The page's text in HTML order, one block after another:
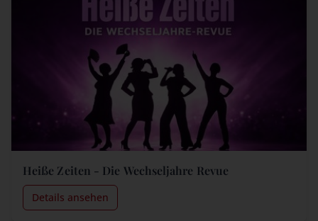
Heiße Zeiten - Die Wechseljahre Revue
Details ansehen